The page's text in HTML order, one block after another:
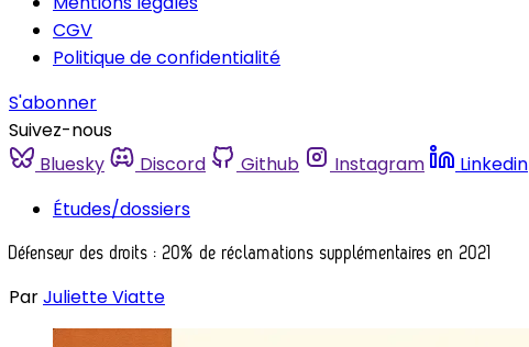
CGV
Politique de confidentialité
S'abonner
Suivez-nous
Bluesky
Discord Github Instagram Linkedin
Études/dossiers
Défenseur des droits : 20% de réclamations supplémentaires en 2021
ParJuliette Viatte